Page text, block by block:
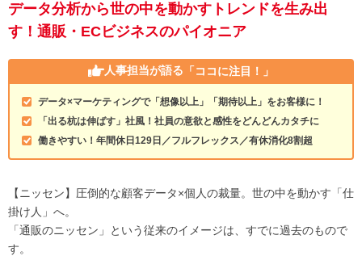
データ分析から世の中を動かすトレンドを生み出
す！通販・ECビジネスのパイオニア
人事担当が語る 「ココに注目！」
データ×マーケティングで「想像以上」「期待以上」をお客様に！
「出る杭は伸ばす」社風！社員の意欲と感性をどんどんカタチに
働きやすい！年間休日129日／フルフレックス／有休消化8割超
【ニッセン】圧倒的な顧客データ×個人の裁量。世の中を動かす「仕
掛け人」へ。
「通販のニッセン」という従来のイメージは、すでに過去のもので
す。